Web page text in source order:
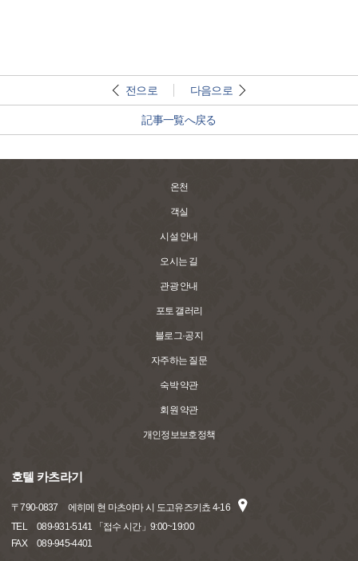
전으로 다음으로
記事一覧へ戻る
온천
객실
시설 안내
오시는 길
관광 안내
포토 갤러리
블로그·공지
자주하는 질문
숙박 약관
회원 약관
개인정보보호정책
호텔 카츠라기
〒790-0837
에히메 현 마츠야마 시 도고유즈키쵸 4-16
TEL
089-931-5141 「접수 시간」9:00~19:00
FAX
089-945-4401